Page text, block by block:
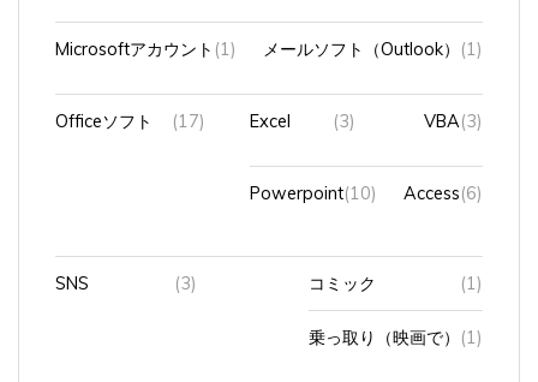
Microsoftアカウント (1) メールソフト（Outlook） (1)
Officeソフト (17) Excel (3) VBA (3)
Powerpoint(10) Access(6)
SNS (3) コミック (1)
乗っ取り（映画で） (1)